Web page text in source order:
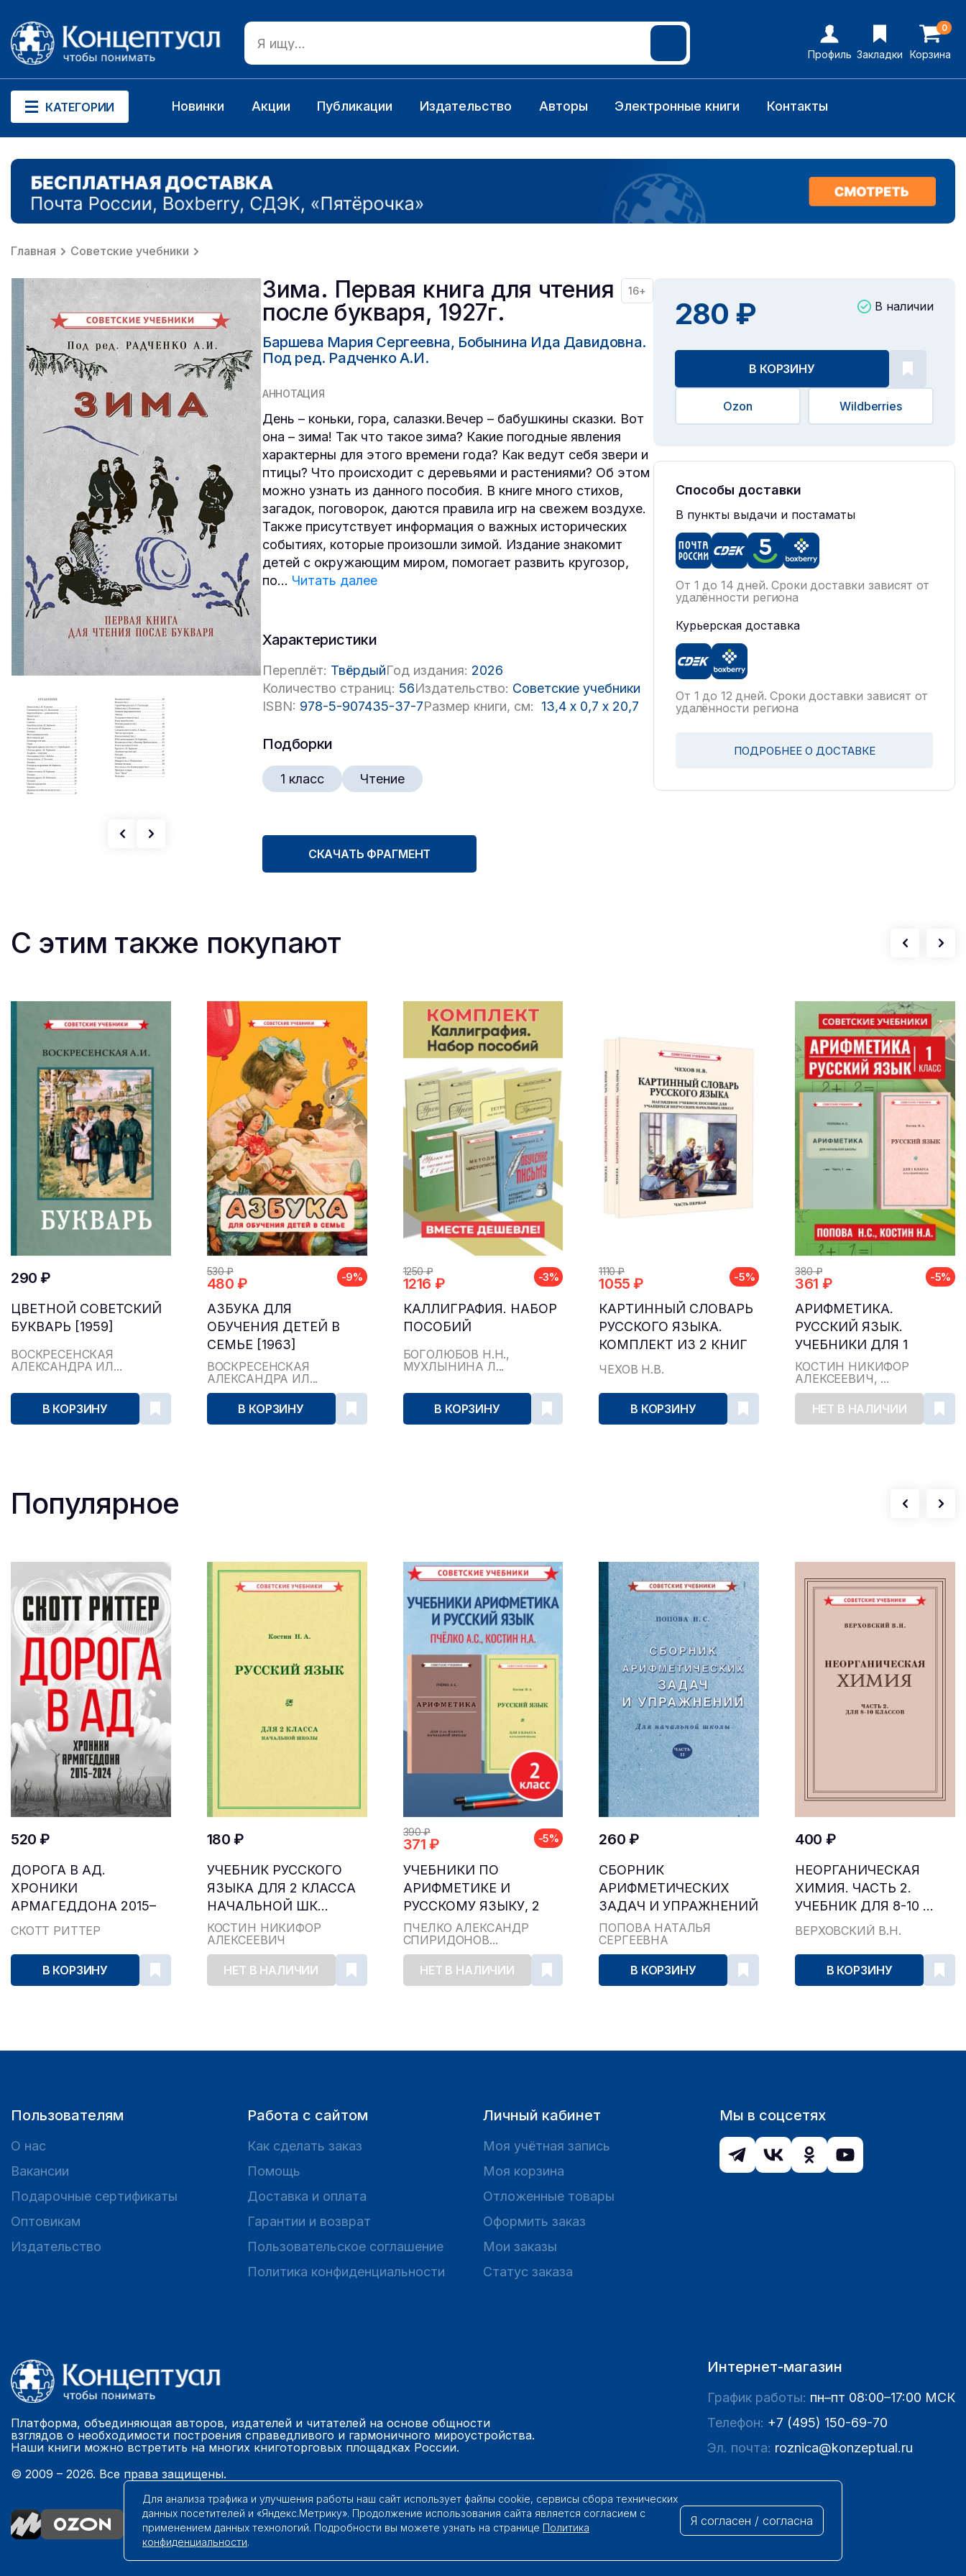
Профиль Закладки
0
Корзина
КАТЕГОРИИ Новинки Акции Публикации Издательство Авторы Электронные книги Контакты
Главная Советские учебники
Зима. Первая книга для чтения
после букваря, 1927г.
16+
Баршева Мария Сергеевна, Бобынина Ида Давидовна.
Под ред. Радченко А.И.
АННОТАЦИЯ
День – коньки, гора, салазки.Вечер – бабушкины сказки. Вот
она – зима! Так что такое зима? Какие погодные явления
характерны для этого времени года? Как ведут себя звери и
птицы? Что происходит с деревьями и растениями? Об этом
можно узнать из данного пособия. В книге много стихов,
загадок, поговорок, даются правила игр на свежем воздухе.
Также присутствует информация о важных исторических
событиях, которые произошли зимой. Издание знакомит
детей с окружающим миром, помогает развить кругозор,
по... Читать далее
Характеристики
Переплёт: ТвёрдыйГод издания: 2026
Количество страниц: 56Издательство: Советские учебники
ISBN: 978-5-907435-37-7Размер книги, см: 13,4 x 0,7 x 20,7
Подборки
1 класс Чтение
СКАЧАТЬ ФРАГМЕНТ
280 ₽ В наличии
В КОРЗИНУ
Ozon Wildberries
Способы доставки
В пункты выдачи и постаматы
От 1 до 14 дней. Сроки доставки зависят от
удалённости региона
Курьерская доставка
От 1 до 12 дней. Сроки доставки зависят от
удалённости региона
ПОДРОБНЕЕ О ДОСТАВКЕ
С этим также покупают
290 ₽
ЦВЕТНОЙ СОВЕТСКИЙ
БУКВАРЬ [1959]
ВОСКРЕСЕНСКАЯ
АЛЕКСАНДРА ИЛ...
В КОРЗИНУ
530 ₽
480 ₽ -9%
АЗБУКА ДЛЯ
ОБУЧЕНИЯ ДЕТЕЙ В
СЕМЬЕ [1963]
ВОСКРЕСЕНСКАЯ
АЛЕКСАНДРА ИЛ...
В КОРЗИНУ
1250 ₽
1216 ₽ -3%
КАЛЛИГРАФИЯ. НАБОР
ПОСОБИЙ
БОГОЛЮБОВ Н.Н.,
МУХЛЫНИНА Л...
В КОРЗИНУ
1110 ₽
1055 ₽ -5%
КАРТИННЫЙ СЛОВАРЬ
РУССКОГО ЯЗЫКА.
КОМПЛЕКТ ИЗ 2 КНИГ
[1950-1959]
ЧЕХОВ Н.В.
В КОРЗИНУ
380 ₽
361 ₽ -5%
АРИФМЕТИКА.
РУССКИЙ ЯЗЫК.
УЧЕБНИКИ ДЛЯ 1
КЛАССА [1936-1953]
КОСТИН НИКИФОР
АЛЕКСЕЕВИЧ, ...
НЕТ В НАЛИЧИИ
Популярное
520 ₽
ДОРОГА В АД.
ХРОНИКИ
АРМАГЕДДОНА 2015–
2024
СКОТТ РИТТЕР
В КОРЗИНУ
180 ₽
УЧЕБНИК РУССКОГО
ЯЗЫКА ДЛЯ 2 КЛАССА
НАЧАЛЬНОЙ ШК...
КОСТИН НИКИФОР
АЛЕКСЕЕВИЧ
НЕТ В НАЛИЧИИ
390 ₽
371 ₽ -5%
УЧЕБНИКИ ПО
АРИФМЕТИКЕ И
РУССКОМУ ЯЗЫКУ, 2
КЛАСС...
ПЧЁЛКО АЛЕКСАНДР
СПИРИДОНОВ...
НЕТ В НАЛИЧИИ
260 ₽
СБОРНИК
АРИФМЕТИЧЕСКИХ
ЗАДАЧ И УПРАЖНЕНИЙ
ДЛЯ НА...
ПОПОВА НАТАЛЬЯ
СЕРГЕЕВНА
В КОРЗИНУ
400 ₽
НЕОРГАНИЧЕСКАЯ
ХИМИЯ. ЧАСТЬ 2.
УЧЕБНИК ДЛЯ 8-10 ...
ВЕРХОВСКИЙ В.Н.
В КОРЗИНУ
Пользователям
О нас
Вакансии
Подарочные сертификаты
Оптовикам
Издательство
Работа с сайтом
Как сделать заказ
Помощь
Доставка и оплата
Гарантии и возврат
Пользовательское соглашение
Политика конфиденциальности
Личный кабинет
Моя учётная запись
Моя корзина
Отложенные товары
Оформить заказ
Мои заказы
Статус заказа
Мы в соцсетях
Платформа, объединяющая авторов, издателей и читателей на основе общности
взглядов о необходимости построения справедливого и гармоничного мироустройства.
Наши книги можно встретить на многих книготорговых площадках России.
© 2009 – 2026. Все права защищены.
Интернет-магазин
График работы: пн–пт 08:00–17:00 МСК
Телефон: +7 (495) 150-69-70
Эл. почта: roznica@konzeptual.ru
Для анализа трафика и улучшения работы наш сайт использует файлы cookie, сервисы сбора технических
данных посетителей и «Яндекс.Метрику». Продолжение использования сайта является согласием с
применением данных технологий. Подробности вы можете узнать на странице Политика
конфиденциальности.
Я согласен / согласна